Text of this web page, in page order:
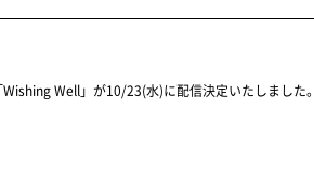
Well」が10/23(水)に配信決定いたしました。